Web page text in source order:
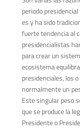
periodo
es y ha sido
fuerte tendencia al
presidencialistas
para crear un
ecosistema
presidenciales, los
normalmente un
Este singular peso
que se produce la
Presidente o